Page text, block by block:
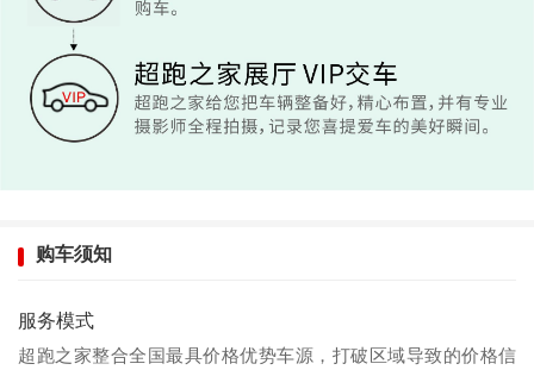
购车须知
服务模式
超跑之家整合全国最具价格优势车源，打破区域导致的价格信